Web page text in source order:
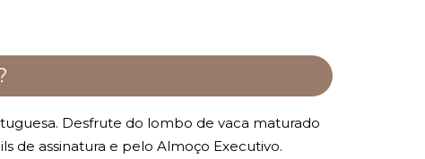
Desfrute do lombo de vaca maturado
de assinatura e pelo Almoço Executivo.